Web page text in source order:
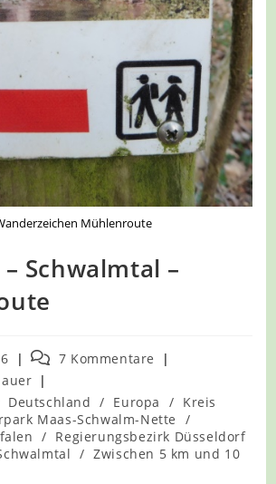
Mühlenroute
Schwalmtal –
Beitrags-
Kommentare:
7 Kommentare
Deutschland / Europa / Kreis
Maas-Schwalm-Nette
/
/ Regierungsbezirk Düsseldorf
/ Zwischen 5 km und 10